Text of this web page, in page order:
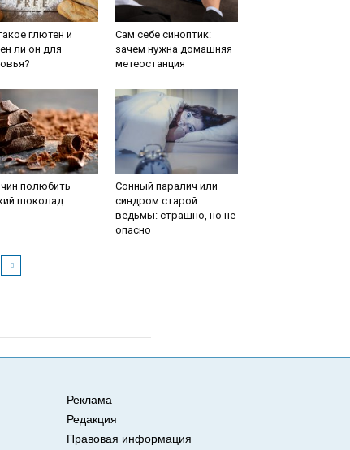
глютен и
ли он для
Сам себе синоптик:
зачем нужна домашняя
метеостанция
полюбить
шоколад
Сонный паралич или
синдром старой
ведьмы: страшно, но не
опасно
Реклама
Редакция
Правовая информация